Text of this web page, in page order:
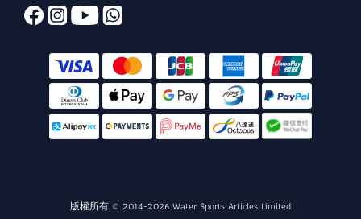
版權所有 © 2014-2026 Water Sports Articles Limited